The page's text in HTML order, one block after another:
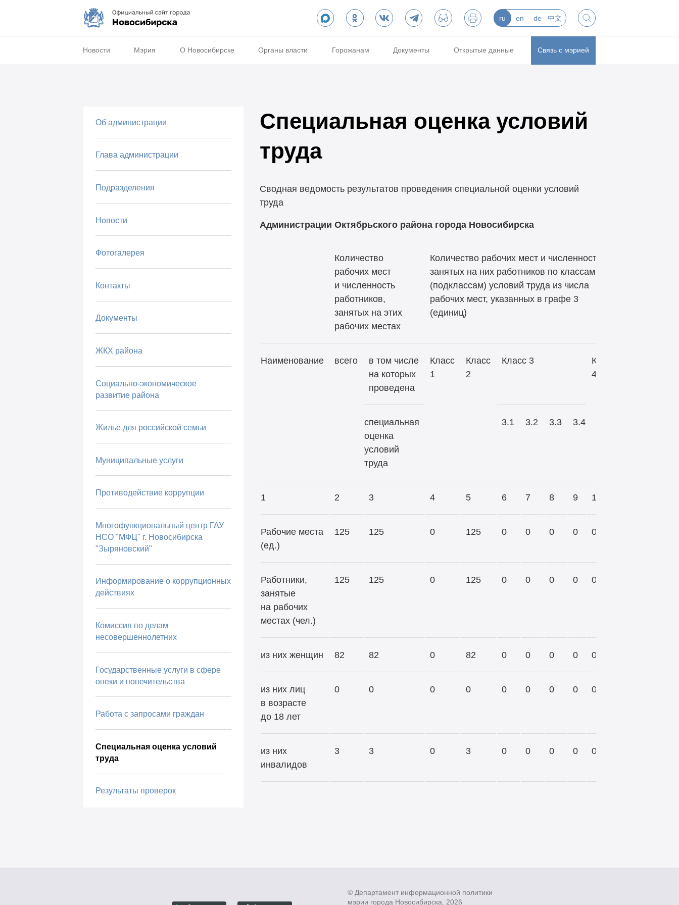
ru en de 中文
Новости Мэрия О Новосибирске Органы власти Горожанам Документы Открытые данные Связь с мэрией
Об администрации
Глава администрации
Подразделения
Новости
Фотогалерея
Контакты
Документы
ЖКХ района
Социально-экономическое
развитие района
Жилье для российской семьи
Муниципальные услуги
Противодействие коррупции
Многофункциональный центр ГАУ
НСО "МФЦ" г. Новосибирска
"Зыряновский"
Информирование о коррупционных
действиях
Комиссия по делам
несовершеннолетних
Государственные услуги в сфере
опеки и попечительства
Работа с запросами граждан
Специальная оценка условий
труда
Результаты проверок
Специальная оценка условий
труда
Сводная ведомость результатов проведения специальной оценки условий
труда
Администрации Октябрьского района города Новосибирска
Количество
рабочих мест
и численность
работников,
занятых на этих
рабочих местах
Количество рабочих мест и численность
занятых на них работников по классам
(подклассам) условий труда из числа
рабочих мест, указанных в графе 3
(единиц)
Наименование всего
в том числе
на которых
проведена
Класс
1
Класс
2
Класс 3
Класс
4
специальная
оценка
условий
труда
3.1 3.2 3.3 3.4
1 2 3 4 5 6 7 8 9 10
Рабочие места
(ед.)
125 125 0 125 0 0 0 0 0
Работники,
занятые
на рабочих
местах (чел.)
125 125 0 125 0 0 0 0 0
из них женщин 82 82 0 82 0 0 0 0 0
из них лиц
в возрасте
до 18 лет
0 0 0 0 0 0 0 0 0
из них
инвалидов
3 3 0 3 0 0 0 0 0
© Департамент информационной политики
мэрии города Новосибирска, 2026